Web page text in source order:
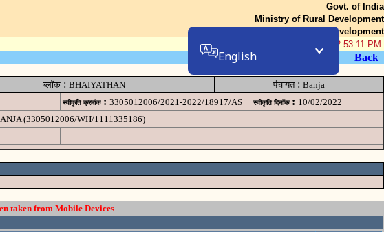
Govt. of India
Ministry of Rural Development
Department of Rural Development
06-Aug-2026 02:53:11 PM
Back
ब्लॉक: BHAIYATHAN पंचायत: Banja
स्वीकृति क्रमांक : 3305012006/2021-2022/18917/AS स्वीकृति दिनॉंक : 10/02/2022
(3305012006/WH/1111335186)
taken from Mobile Devices
English